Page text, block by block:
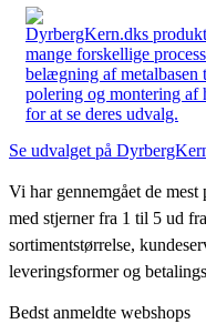
DyrbergKern.dks
mange forskellige
belægning af
polering og montering
for at se deres udvalg.
Se udvalget på
Vi har gennemgået de
med stjerner fra 1 til 5 ud
sortimentstørrelse,
leveringsformer og
Bedst anmeldte webshops